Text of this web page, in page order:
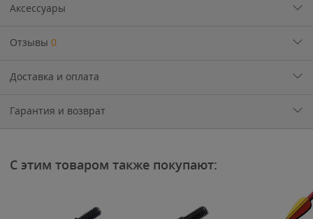
Аксессуары
Отзывы 0
Доставка и оплата
Гарантия и возврат
С этим товаром также покупают: